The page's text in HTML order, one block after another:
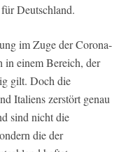
Deutschland.
im Zuge der Corona-
in einem Bereich, der
gilt. Doch die
Italiens zerstört genau
sind nicht die
die der